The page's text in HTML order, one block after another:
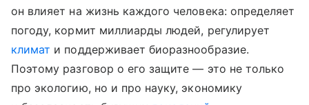
он влияет на жизнь каждого человека: определяет
погоду, кормит миллиарды людей, регулирует
климат и поддерживает биоразнообразие.
Поэтому разговор о его защите — это не только
про экологию, но и про науку, экономику